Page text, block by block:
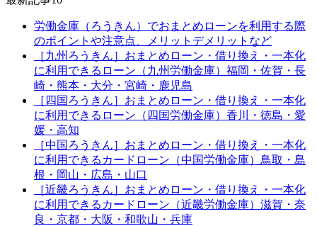
労働金庫（ろうきん）でおまとめローンを利用する際
のポイントや注意点、メリットデメリットなど
［九州ろうきん］おまとめローン・借り換え・一本化
に利用できるローン（九州労働金庫）福岡・佐賀・長
崎・熊本・大分・宮崎・鹿児島
［四国ろうきん］おまとめローン・借り換え・一本化
に利用できるローン（四国労働金庫）香川・徳島・愛
媛・高知
［中国ろうきん］おまとめローン・借り換え・一本化
に利用できるカードローン（中国労働金庫）鳥取・島
根・岡山・広島・山口
［近畿ろうきん］おまとめローン・借り換え・一本化
に利用できるカードローン（近畿労働金庫）滋賀・奈
良・京都・大阪・和歌山・兵庫